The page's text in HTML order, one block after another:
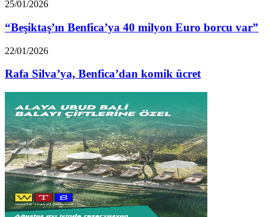
“Beşiktaş’ın
40
milyon
Euro
borcu
var”
25/01/2026
“Beşiktaş’ın Benfica’ya 40 milyon Euro borcu var”
Rafa
Benfica’dan
ücret
22/01/2026
Rafa Silva’ya, Benfica’dan komik ücret